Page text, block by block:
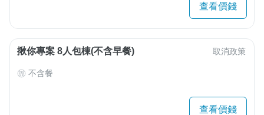
查看價錢
揪你專案 8人包棟(不含早餐) 取消政策
不含餐
查看價錢